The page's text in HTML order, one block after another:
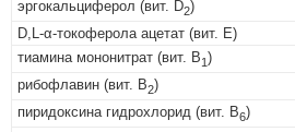
эргокальциферол (вит. D2)
D,L-α-токоферола ацетат (вит. E)
тиамина мононитрат (вит. B1)
рибофлавин (вит. B2)
пиридоксина гидрохлорид (вит. B6)